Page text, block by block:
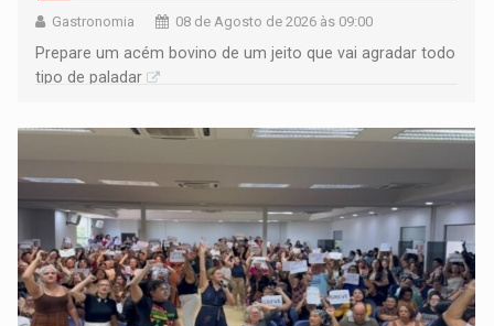
Gastronomia 08 de Agosto de 2026 às 09:00
Prepare um acém bovino de um jeito que vai agradar todo
tipo de paladar